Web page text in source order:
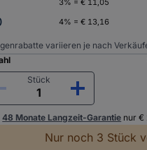
3% = € 11,05
4% = € 13,16
variieren je nach
Stück
48 Monate Langzeit-Garantie nur €
Nur noch 3 Stück